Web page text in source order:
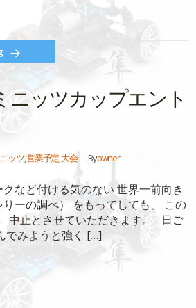
ニッツカップエント
ッツ,営業予定,大会 Byowner
など付ける気のない 世界一前向き
ーの調べ） をもってしても、 この
中止とさせていただきます。 日ご
でみようと強く […]